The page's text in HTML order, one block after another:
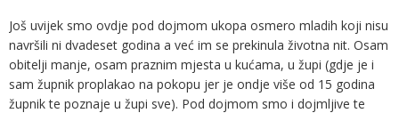
Još uvijek smo ovdje pod dojmom ukopa osmero mladih koji nisu
navršili ni dvadeset godina a već im se prekinula životna nit. Osam
obitelji manje, osam praznim mjesta u kućama, u župi (gdje je i
sam župnik proplakao na pokopu jer je ondje više od 15 godina
župnik te poznaje u župi sve). Pod dojmom smo i dojmljive te